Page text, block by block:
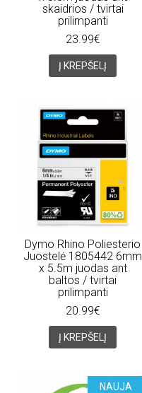
skaidrios / tvirtai
prilimpanti
23.99€
Į KREPŠELĮ
Dymo Rhino Poliesterio
Juostelė 1805442 6mm
x 5.5m juodas ant
baltos / tvirtai
prilimpanti
20.99€
Į KREPŠELĮ
NAUJA